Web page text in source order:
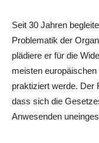
Seit 30 Jahren
Problematik der
plädiere er für die
meisten
praktiziert werde. Der
dass sich die
Anwesenden